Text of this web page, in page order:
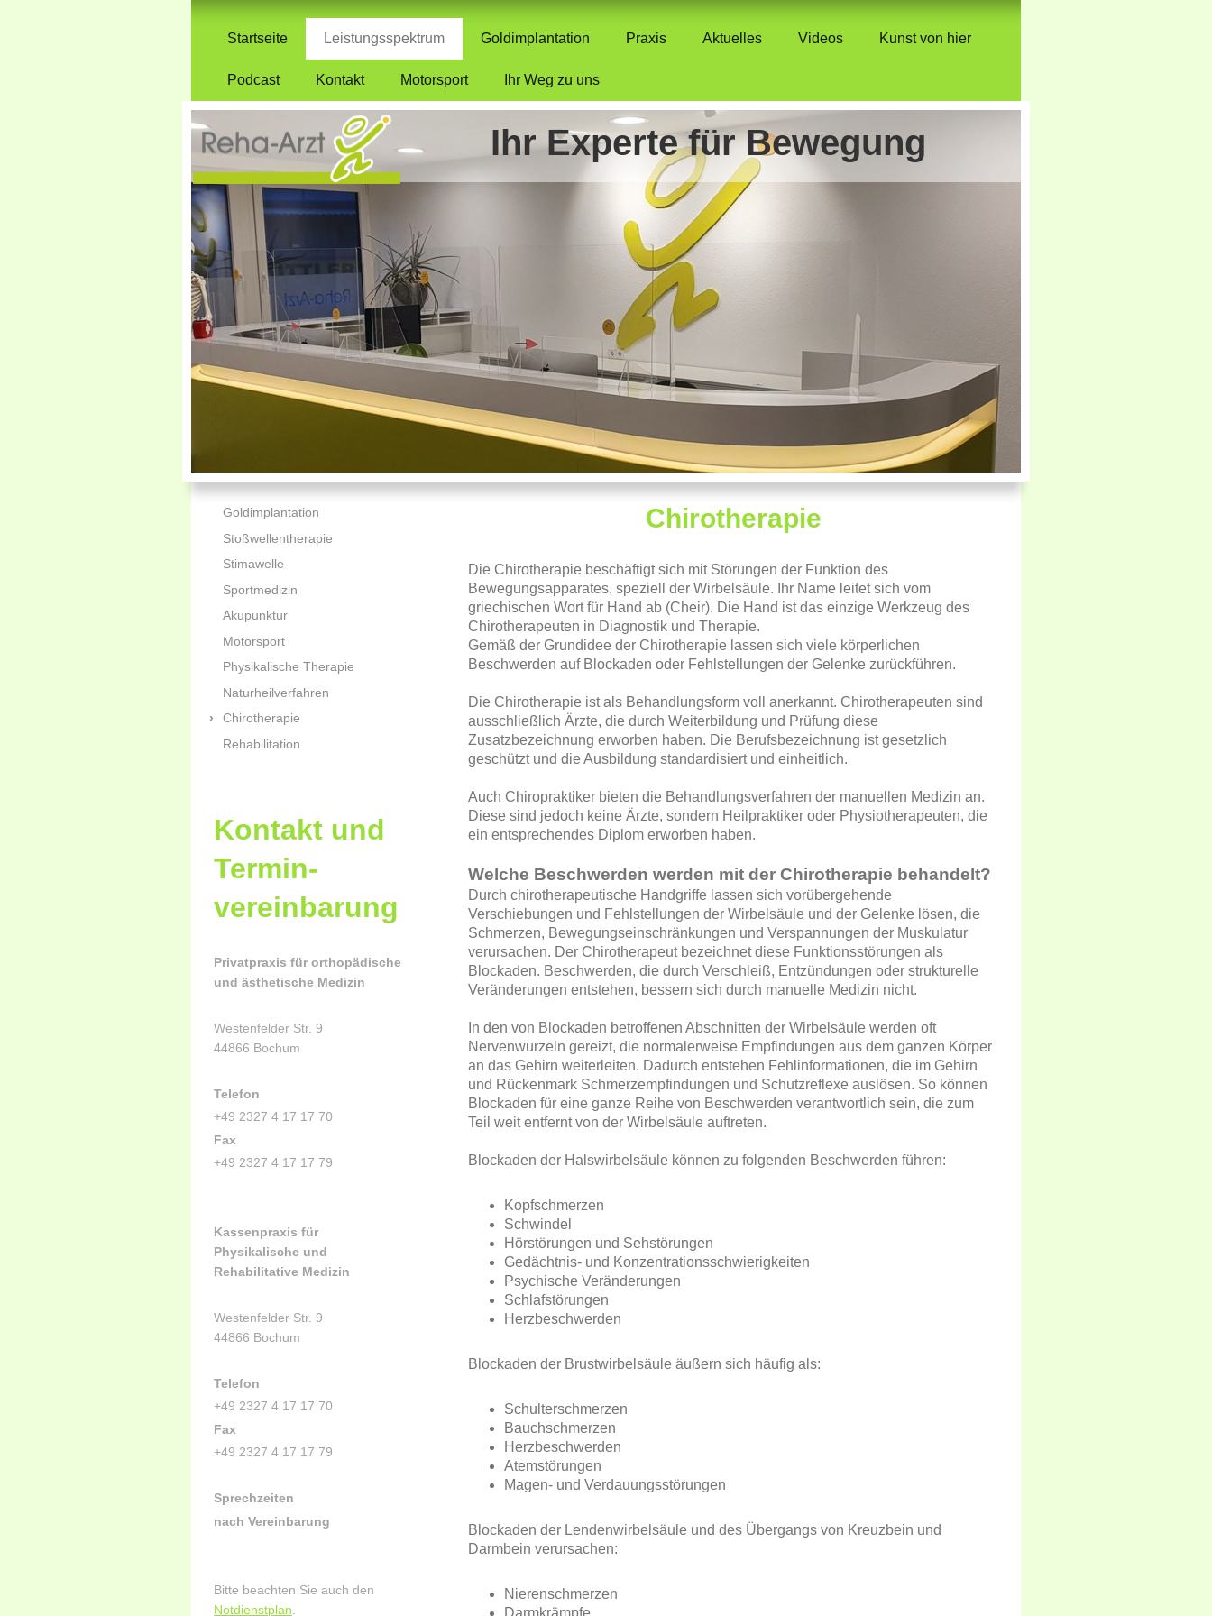
Startseite Leistungsspektrum Goldimplantation Praxis Aktuelles Videos Kunst von hier
Podcast Kontakt Motorsport Ihr Weg zu uns
Ihr Experte für Bewegung
Chirotherapie
Die Chirotherapie beschäftigt sich mit Störungen der Funktion des
Bewegungsapparates, speziell der Wirbelsäule. Ihr Name leitet sich vom
griechischen Wort für Hand ab (Cheir). Die Hand ist das einzige Werkzeug des
Chirotherapeuten in Diagnostik und Therapie.
Gemäß der Grundidee der Chirotherapie lassen sich viele körperlichen
Beschwerden auf Blockaden oder Fehlstellungen der Gelenke zurückführen.
Die Chirotherapie ist als Behandlungsform voll anerkannt. Chirotherapeuten sind
ausschließlich Ärzte, die durch Weiterbildung und Prüfung diese
Zusatzbezeichnung erworben haben. Die Berufsbezeichnung ist gesetzlich
geschützt und die Ausbildung standardisiert und einheitlich.
Auch Chiropraktiker bieten die Behandlungsverfahren der manuellen Medizin an.
Diese sind jedoch keine Ärzte, sondern Heilpraktiker oder Physiotherapeuten, die
ein entsprechendes Diplom erworben haben.
Welche Beschwerden werden mit der Chirotherapie behandelt?
Durch chirotherapeutische Handgriffe lassen sich vorübergehende
Verschiebungen und Fehlstellungen der Wirbelsäule und der Gelenke lösen, die
Schmerzen, Bewegungseinschränkungen und Verspannungen der Muskulatur
verursachen. Der Chirotherapeut bezeichnet diese Funktionsstörungen als
Blockaden. Beschwerden, die durch Verschleiß, Entzündungen oder strukturelle
Veränderungen entstehen, bessern sich durch manuelle Medizin nicht.
In den von Blockaden betroffenen Abschnitten der Wirbelsäule werden oft
Nervenwurzeln gereizt, die normalerweise Empfindungen aus dem ganzen Körper
an das Gehirn weiterleiten. Dadurch entstehen Fehlinformationen, die im Gehirn
und Rückenmark Schmerzempfindungen und Schutzreflexe auslösen. So können
Blockaden für eine ganze Reihe von Beschwerden verantwortlich sein, die zum
Teil weit entfernt von der Wirbelsäule auftreten.
Blockaden der Halswirbelsäule können zu folgenden Beschwerden führen:
Kopfschmerzen
Schwindel
Hörstörungen und Sehstörungen
Gedächtnis- und Konzentrationsschwierigkeiten
Psychische Veränderungen
Schlafstörungen
Herzbeschwerden
Blockaden der Brustwirbelsäule äußern sich häufig als:
Schulterschmerzen
Bauchschmerzen
Herzbeschwerden
Atemstörungen
Magen- und Verdauungsstörungen
Blockaden der Lendenwirbelsäule und des Übergangs von Kreuzbein und
Darmbein verursachen:
Nierenschmerzen
Darmkrämpfe
Goldimplantation
Stoßwellentherapie
Stimawelle
Sportmedizin
Akupunktur
Motorsport
Physikalische Therapie
Naturheilverfahren
Chirotherapie
Rehabilitation
Kontakt und
Termin-
vereinbarung
Privatpraxis für orthopädische
und ästhetische Medizin
Westenfelder Str. 9
44866 Bochum
Telefon
+49 2327 4 17 17 70
Fax
+49 2327 4 17 17 79
Kassenpraxis für
Physikalische und
Rehabilitative Medizin
Westenfelder Str. 9
44866 Bochum
Telefon
+49 2327 4 17 17 70
Fax
+49 2327 4 17 17 79
Sprechzeiten
nach Vereinbarung
Bitte beachten Sie auch den
Notdienstplan.